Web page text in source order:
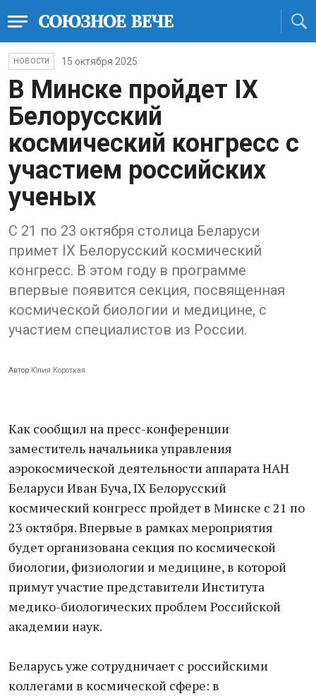
НОВОСТИ 15 октября 2025
В Минске пройдет IX
Белорусский
космический конгресс с
участием российских
ученых
С 21 по 23 октября столица Беларуси
примет IX Белорусский космический
конгресс. В этом году в программе
впервые появится секция, посвященная
космической биологии и медицине, с
участием специалистов из России.
Автор Юлия Короткая
Как сообщил на пресс-конференции
заместитель начальника управления
аэрокосмической деятельности аппарата НАН
Беларуси Иван Буча, IX Белорусский
космический конгресс пройдет в Минске с 21 по
23 октября. Впервые в рамках мероприятия
будет организована секция по космической
биологии, физиологии и медицине, в которой
примут участие представители Института
медико-биологических проблем Российской
академии наук.
Беларусь уже сотрудничает с российскими
коллегами в космической сфере: в